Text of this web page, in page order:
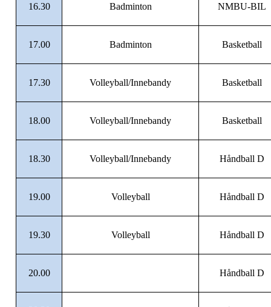
16.30 Badminton NMBU-BIL
17.00 Badminton Basketball
17.30 Volleyball/Innebandy Basketball
18.00 Volleyball/Innebandy Basketball
18.30 Volleyball/Innebandy Håndball D
19.00 Volleyball Håndball D
19.30 Volleyball Håndball D
20.00 Håndball D